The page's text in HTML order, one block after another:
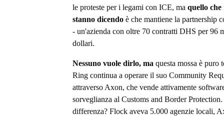
le proteste per i legami con ICE, ma quello che
stanno dicendo è che mantiene la partnership
- un'azienda con oltre 70 contratti DHS per 96
dollari.
Nessuno vuole dirlo, ma questa mossa è puro
Ring continua a operare il suo Community
attraverso Axon, che vende attivamente
sorveglianza al Customs and Border
differenza? Flock aveva 5.000 agenzie locali,